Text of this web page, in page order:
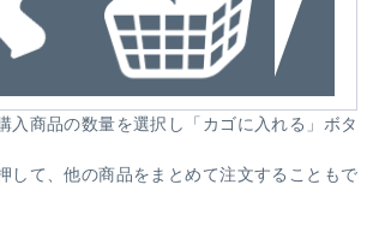
入商品の数量を選択し「カゴに入れる」ボタ
して、他の商品をまとめて注文することもで